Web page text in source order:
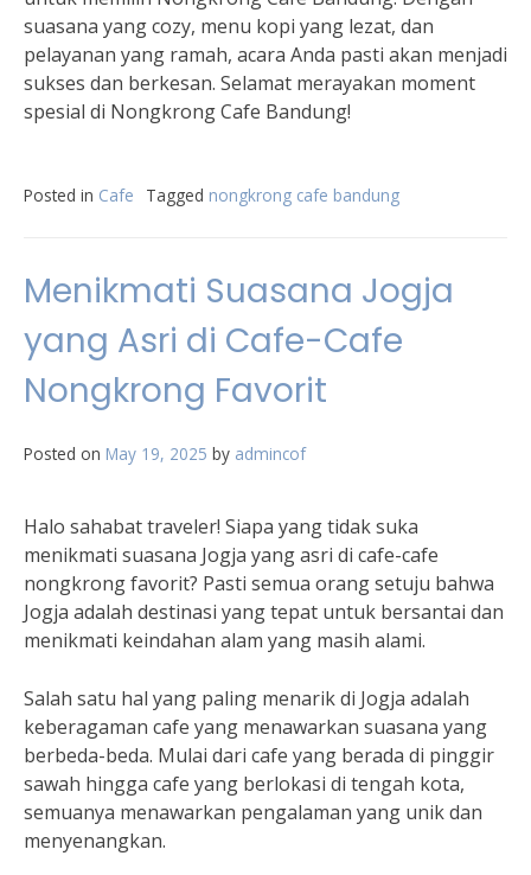
suasana yang cozy, menu kopi yang lezat, dan
pelayanan yang ramah, acara Anda pasti akan menjadi
sukses dan berkesan. Selamat merayakan moment
spesial di Nongkrong Cafe Bandung!
Posted in Cafe Tagged nongkrong cafe bandung
Menikmati Suasana Jogja
yang Asri di Cafe-Cafe
Nongkrong Favorit
Posted on May 19, 2025 by admincof
Halo sahabat traveler! Siapa yang tidak suka
menikmati suasana Jogja yang asri di cafe-cafe
nongkrong favorit? Pasti semua orang setuju bahwa
Jogja adalah destinasi yang tepat untuk bersantai dan
menikmati keindahan alam yang masih alami.
Salah satu hal yang paling menarik di Jogja adalah
keberagaman cafe yang menawarkan suasana yang
berbeda-beda. Mulai dari cafe yang berada di pinggir
sawah hingga cafe yang berlokasi di tengah kota,
semuanya menawarkan pengalaman yang unik dan
menyenangkan.